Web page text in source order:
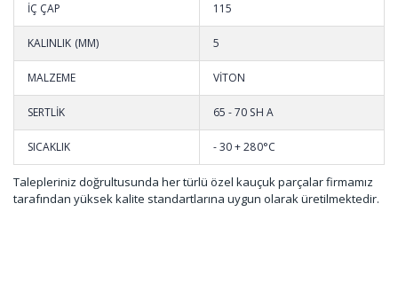
İÇ ÇAP 115
KALINLIK (MM) 5
MALZEME VİTON
SERTLİK 65 - 70 SH A
SICAKLIK - 30 + 280°C
Talepleriniz doğrultusunda her türlü özel kauçuk parçalar firmamız
tarafından yüksek kalite standartlarına uygun olarak üretilmektedir.